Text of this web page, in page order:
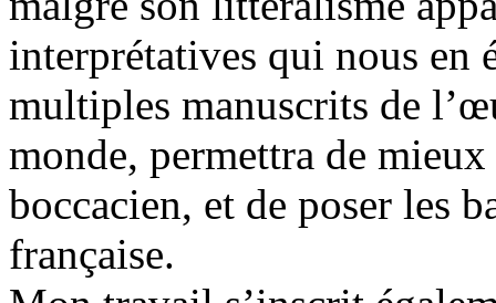
interprétatives qui nous en
multiples manuscrits de
monde, permettra de
boccacien, et de poser les
française.